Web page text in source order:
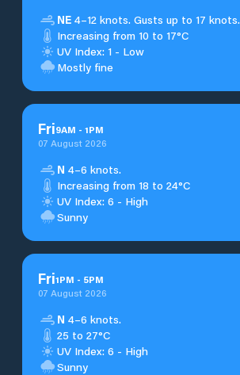
NE 4–12 knots. Gusts up to 17 knots.
Increasing from 10 to 17°C
UV Index: 1 - Low
Mostly fine
Fri9AM - 1PM
07 August 2026
N 4–6 knots.
Increasing from 18 to 24°C
UV Index: 6 - High
Sunny
Fri1PM - 5PM
07 August 2026
N 4–6 knots.
25 to 27°C
UV Index: 6 - High
Sunny